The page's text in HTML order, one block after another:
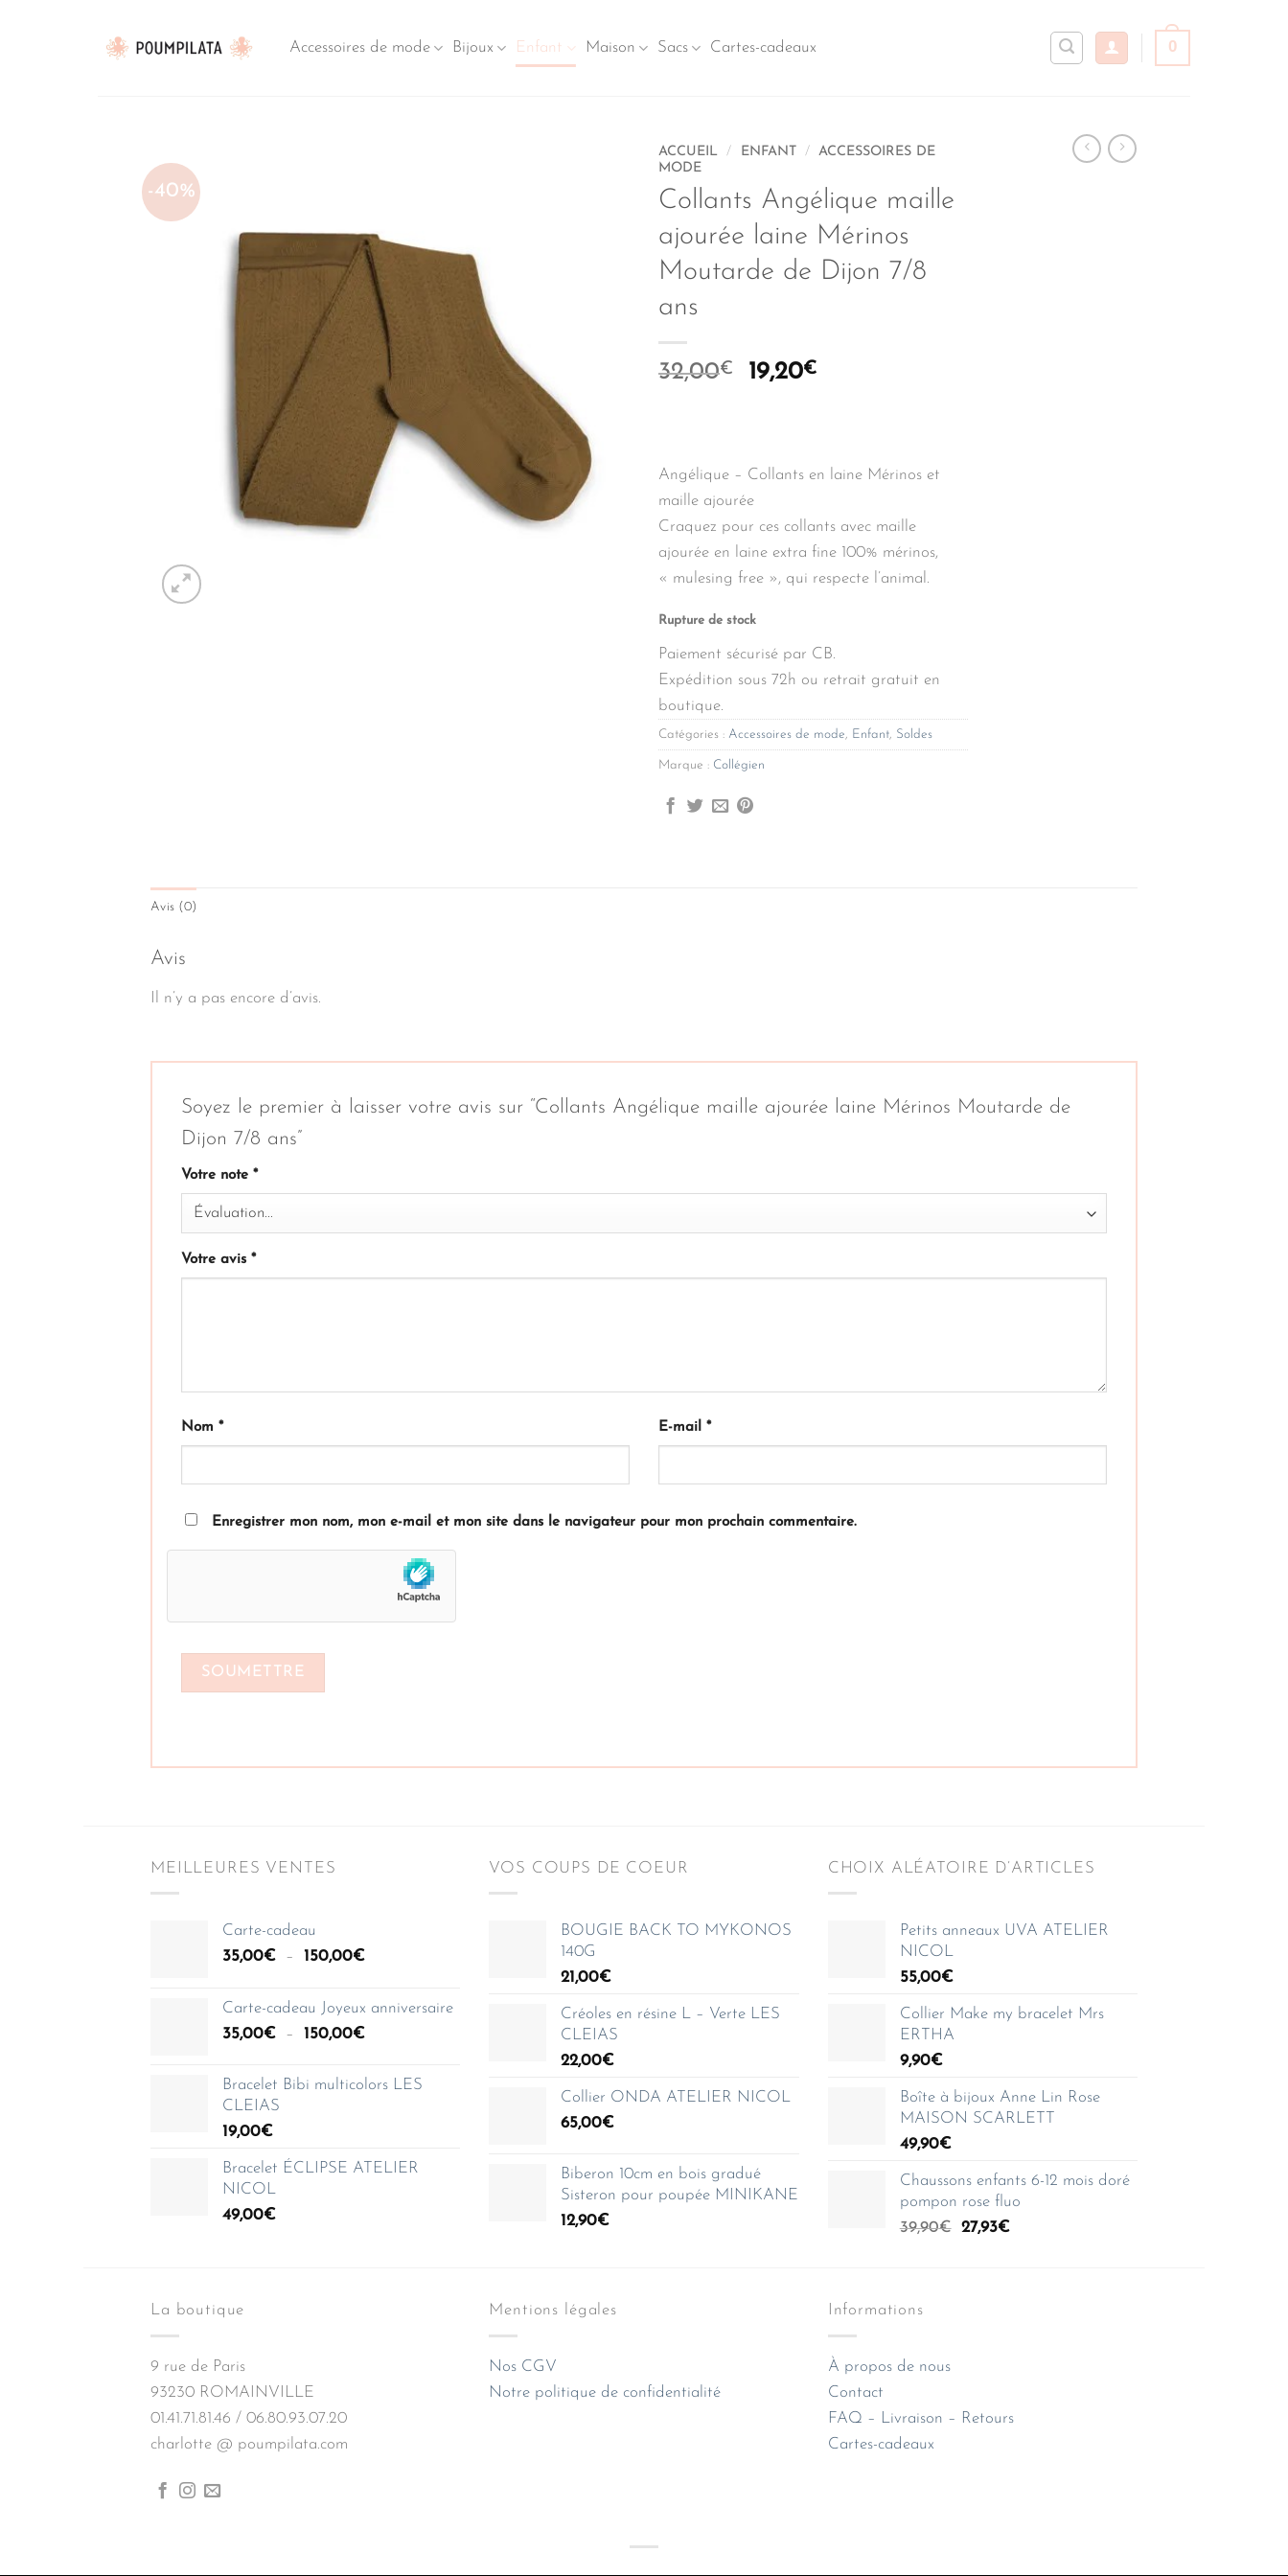
contenu
Accessoires de mode Bijoux Enfant Maison Sacs Cartes-cadeaux 0
-40%
ACCUEIL / ENFANT /
ACCESSOIRES DE
MODE
Collants Angélique maille
ajourée laine Mérinos
Moutarde de Dijon 7/8
ans
32,00€
Le
32,00€.
19,20€Le
19,20€.
Angélique – Collants en laine Mérinos et
maille ajourée
Craquez pour ces collants avec maille
ajourée en laine extra fine 100% mérinos,
« mulesing free », qui respecte l’animal.
Rupture de stock
Paiement sécurisé par CB.
Expédition sous 72h ou retrait gratuit en
boutique.
Catégories : Accessoires de mode, Enfant, Soldes
Marque : Collégien
Avis (0)
Avis
Il n’y a pas encore d’avis.
Soyez le premier à laisser votre avis sur “Collants Angélique maille ajourée laine Mérinos Moutarde de
Dijon 7/8 ans”
Votre note *
Votre avis *
Nom * E-mail *
Enregistrer mon nom, mon e-mail et mon site dans le navigateur pour mon prochain commentaire.
MEILLEURES VENTES
Carte-cadeau
35,00€ – 150,00€Plage
à
Carte-cadeau Joyeux anniversaire
35,00€ – 150,00€Plage
prix :
Bracelet Bibi multicolors LES
CLEIAS
19,00€
Bracelet ÉCLIPSE ATELIER
NICOL
49,00€
VOS COUPS DE COEUR
BOUGIE BACK TO MYKONOS
140G
21,00€
Créoles en résine L – Verte LES
CLEIAS
22,00€
Collier ONDA ATELIER NICOL
65,00€
Biberon 10cm en bois gradué
Sisteron pour poupée MINIKANE
12,90€
CHOIX ALÉATOIRE D’ARTICLES
Petits anneaux UVA ATELIER
NICOL
55,00€
Collier Make my bracelet Mrs
ERTHA
9,90€
Boîte à bijoux Anne Lin Rose
MAISON SCARLETT
49,90€
Chaussons enfants 6-12 mois doré
pompon rose fluo
39,90€
Le
27,93€Le
La boutique
9 rue de Paris
93230 ROMAINVILLE
01.41.71.81.46 / 06.80.93.07.20
charlotte @ poumpilata.com
Mentions légales
Nos CGV
Notre politique de confidentialité
Informations
À propos de nous
Contact
FAQ – Livraison – Retours
Cartes-cadeaux